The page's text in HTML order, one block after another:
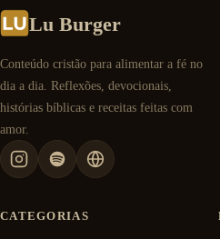
Lu Burger
Conteúdo cristão para alimentar a fé no
dia a dia. Reflexões, devocionais,
histórias bíblicas e receitas feitas com
amor.
CATEGORIAS